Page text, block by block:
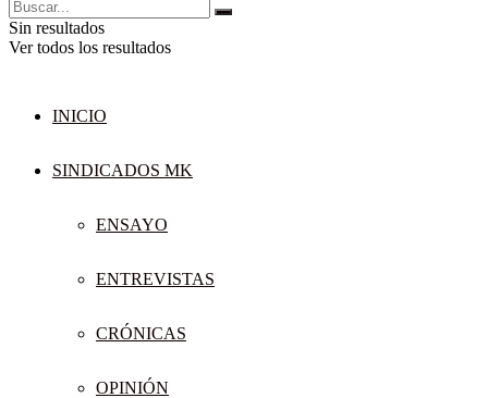
Sin resultados
Ver todos los resultados
INICIO
SINDICADOS MK
ENSAYO
ENTREVISTAS
CRÓNICAS
OPINIÓN